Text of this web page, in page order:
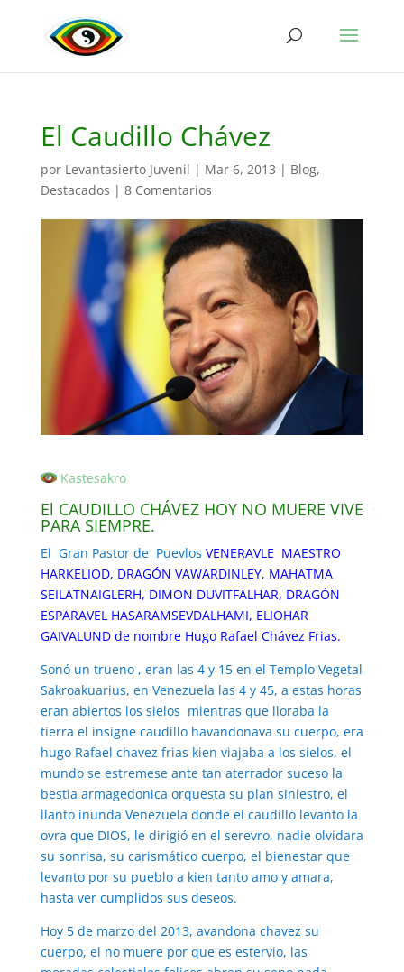
El Caudillo Chávez
por Levantasierto Juvenil | Mar 6, 2013 | Blog,
Destacados | 8 Comentarios
Kastesakro
El CAUDILLO CHÁVEZ HOY NO MUERE VIVE
PARA SIEMPRE.
El Gran Pastor de Puevlos VENERAVLE MAESTRO
HARKELIOD, DRAGÓN VAWARDINLEY, MAHATMA
SEILATNAIGLERH, DIMON DUVITFALHAR, DRAGÓN
ESPARAVEL HASARAMSEVDALHAMI, ELIOHAR
GAIVALUND de nombre Hugo Rafael Chávez Frias.
Sonó un trueno , eran las 4 y 15 en el Templo Vegetal
Sakroakuarius, en Venezuela las 4 y 45, a estas horas
eran abiertos los sielos mientras que lloraba la
tierra el insigne caudillo havandonava su cuerpo, era
hugo Rafael chavez frias kien viajaba a los sielos, el
mundo se estremese ante tan aterrador suceso la
bestia armagedonica orquesta su plan siniestro, el
llanto inunda Venezuela donde el caudillo levanto la
ovra que DIOS, le dirigió en el serevro, nadie olvidara
su sonrisa, su carismático cuerpo, el bienestar que
levanto por su pueblo a kien tanto amo y amara,
hasta ver cumplidos sus deseos.
Hoy 5 de marzo del 2013, avandona chavez su
cuerpo, el no muere por que es estervio, las